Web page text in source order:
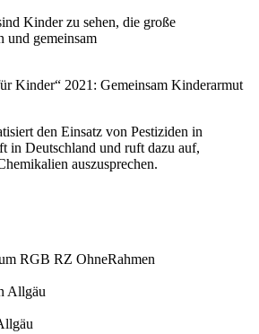
Kinder“ 2021: Gemeinsam Kinderarmut
Allgäu